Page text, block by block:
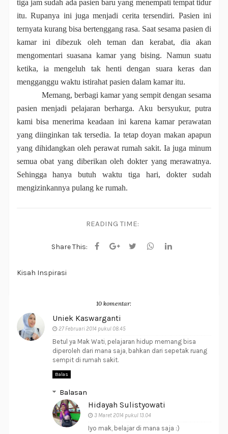
tiga jam sudah ada pasien baru yang menempati tempat tidur
itu. Rupanya ini juga menjadi cerita tersendiri. Pasien ini
ternyata kurang bisa bertenggang rasa. Saat sesama pasien di
kamar ini dibezuk oleh teman dan kerabat, dia akan
mengomentari suasana kamar yang bising. Namun suatu
ketika, ia mengeluh tak henti dengan suara keras dan
mengganggu waktu istirahat pasien dalam kamar itu.
Memang, berbagi kamar yang sempit dengan sesama
pasien menjadi pelajaran berharga. Aku bersyukur, putra
kami bisa menerima keadaan ini karena kamar perawatan
yang diinginkan tak tersedia. Ia tetap doyan makan apapun
yang dihidangkan oleh perawat rumah sakit. Ia juga minum
semua obat yang diberikan oleh dokter yang merawatnya.
Sehingga hanya butuh waktu tiga hari, dokter sudah
mengizinkannya pulang ke rumah.
READING TIME:
Share This:
Kisah Inspirasi
10 komentar:
Uniek Kaswarganti
27 Februari 2014 pukul 08.45
Betul ya Mak Wati, pelajaran hidup memang bisa
diperoleh dari mana saja, bahkan dari sepetak ruang
sempit di rumah sakit.
Balas
Balasan
Hidayah Sulistyowati
3 Maret 2014 pukul 13.04
Iyo mak, belajar di mana saja :)